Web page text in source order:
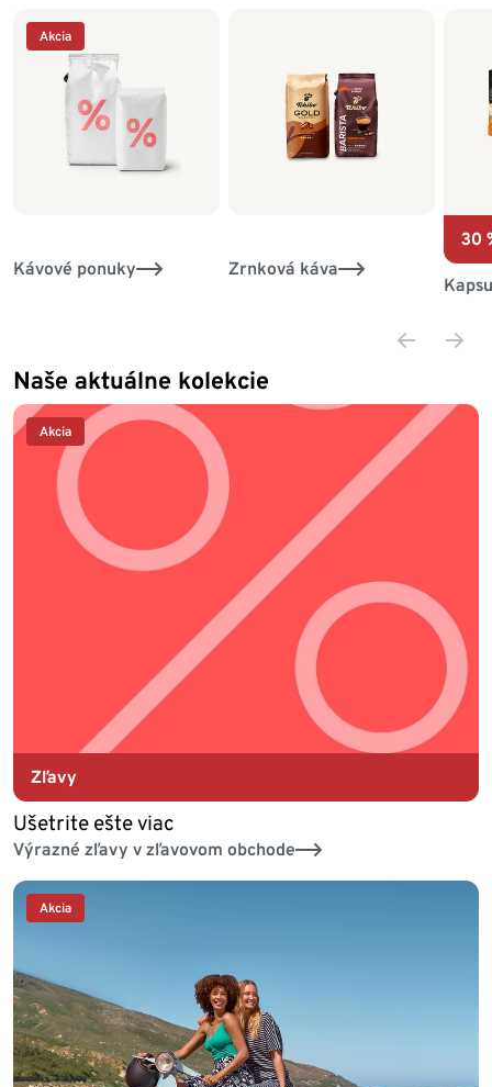
Akcia
Kávové ponuky Zrnková káva
30
Naše aktuálne kolekcie
Akcia
Zľavy
Ušetrite ešte viac
Výrazné zľavy v zľavovom obchode
Akcia